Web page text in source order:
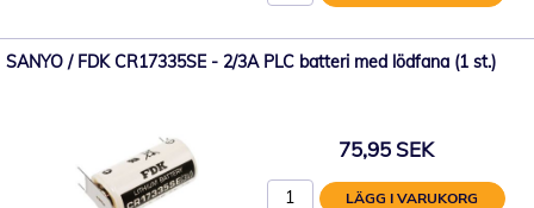
SANYO / FDK CR17335SE - 2/3A PLC batteri med lödfana (1 st.)
75,95 SEK
LÄGG I VARUKORG